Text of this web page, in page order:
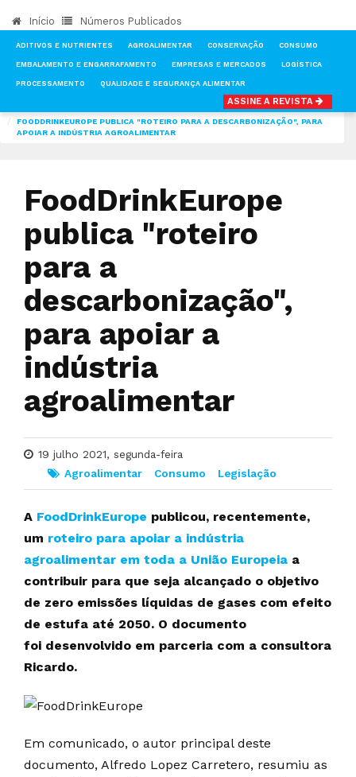
Início Números Publicados
ADITIVOS E NUTRIENTES AGROALIMENTAR CONSERVAÇÃO CONSUMO
EMBALAMENTO E ENGARRAFAMENTO EMPRESAS E MERCADOS LOGÍSTICA
PROCESSAMENTO QUALIDADE E SEGURANÇA ALIMENTAR
ASSINE A REVISTA
FOODDRINKEUROPE PUBLICA "ROTEIRO PARA A DESCARBONIZAÇÃO", PARA
APOIAR A INDÚSTRIA AGROALIMENTAR
FoodDrinkEurope
publica "roteiro
para a
descarbonização",
para apoiar a
indústria
agroalimentar
19 julho 2021, segunda-feira
Agroalimentar
Consumo Legislação
A FoodDrinkEurope publicou, recentemente,
um roteiro para apoiar a indústria
agroalimentar em toda a União Europeia a
contribuir para que seja alcançado o objetivo
de zero emissões líquidas de gases com efeito
de estufa até 2050. O documento
foi desenvolvido em parceria com a consultora
Ricardo.
Em comunicado, o autor principal deste
documento, Alfredo Lopez Carretero, resumiu as